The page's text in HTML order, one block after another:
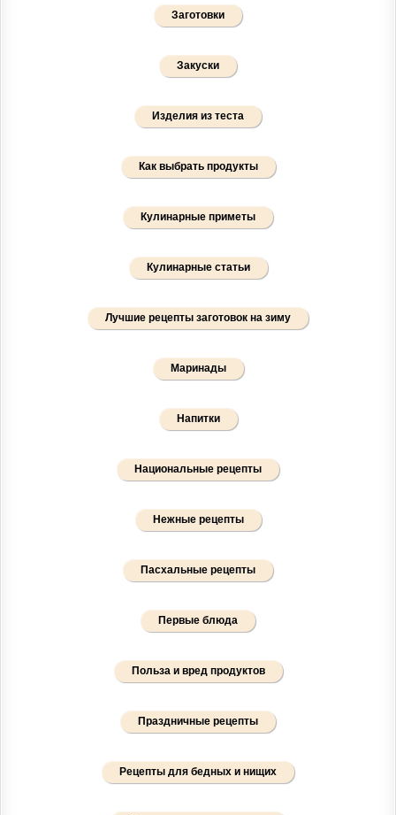
Заготовки
Закуски
Изделия из теста
Как выбрать продукты
Кулинарные приметы
Кулинарные статьи
Лучшие рецепты заготовок на зиму
Маринады
Напитки
Национальные рецепты
Нежные рецепты
Пасхальные рецепты
Первые блюда
Польза и вред продуктов
Праздничные рецепты
Рецепты для бедных и нищих